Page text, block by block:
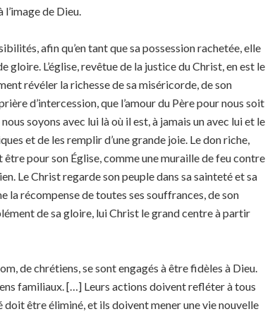
de Dieu.
afin qu’en tant que sa possession rachetée, elle
gloire. L’église, revêtue de la justice du Christ, en est le
révéler la richesse de sa miséricorde, de son
d’intercession, que l’amour du Père pour nous soit
soyons avec lui là où il est, à jamais un avec lui et le
et de les remplir d’une grande joie. Le don riche,
pour son Église, comme une muraille de feu contre
Le Christ regarde son peuple dans sa sainteté et sa
la récompense de toutes ses souffrances, de son
de sa gloire, lui Christ le grand centre à partir
de chrétiens, se sont engagés à être fidèles à Dieu.
familiaux. […] Leurs actions doivent refléter à tous
être éliminé, et ils doivent mener une vie nouvelle